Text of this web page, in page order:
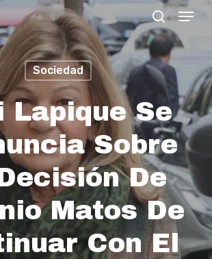
search
Menu
Sociedad
Lapique Se
Sobre
De
Matos De
Con El
Close